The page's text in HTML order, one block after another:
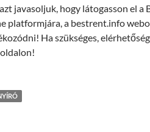
javasoljuk, hogy látogasson el a
platformjára, a bestrent.info
Ha szükséges,